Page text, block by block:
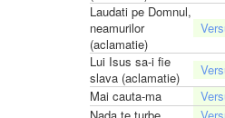
Laudati pe Domnul,
neamurilor
(aclamatie)
Lui Isus sa-i fie
slava (aclamatie)
Mai cauta-ma